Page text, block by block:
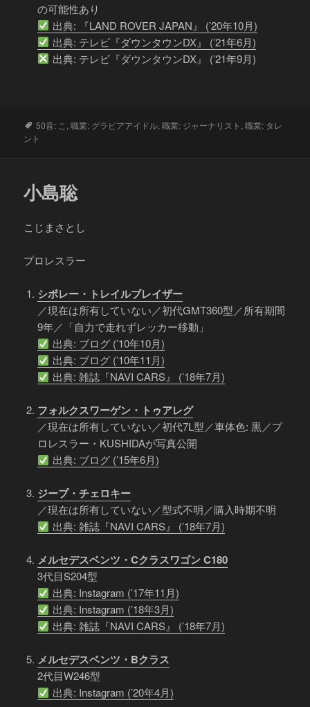
の可能性あり
出典: 『LAND ROVER JAPAN』 (’20年10月)
出典: テレビ『ダウンタウンDX』 (’21年6月)
出典: テレビ『ダウンタウンDX』 (’21年9月)
タ
グ
50音: こ ,職業: グラビアアイドル,職業: ジャーナリスト ,職業: タレ
ント
小島聡
こじまさとし
プロレスラー
シボレー・トレイルブレイザー
／現在は所有していない／初代GMT360型／所有期間
9年／「自力で走れずレッカー移動」
出典: ブログ (’10年10月)
出典: ブログ (’10年11月)
出典: 雑誌『NAVI CARS』 (’18年7月)
フォルクスワーゲン・トゥアレグ
／現在は所有していない／初代7L型／車体色: 黒／プ
ロレスラー・KUSHIDAが写真公開
出典: ブログ (’15年6月)
ジープ・チェロキー
／現在は所有していない／型式不明／購入時期不明
出典: 雑誌『NAVI CARS』 (’18年7月)
メルセデスベンツ・Cクラスワゴン C180
3代目S204型
出典: Instagram (’17年11月)
出典: Instagram (’18年3月)
出典: 雑誌『NAVI CARS』 (’18年7月)
メルセデスベンツ・Bクラス
2代目W246型
出典: Instagram (’20年4月)